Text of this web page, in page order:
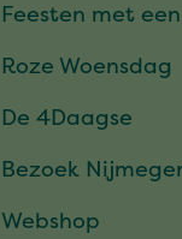
Feesten met
Roze Woensdag
De 4Daagse
Bezoek
Webshop